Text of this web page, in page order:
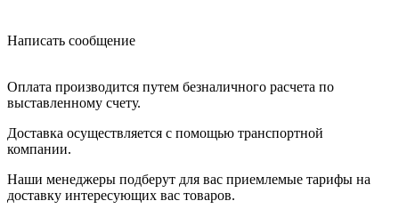
Написать сообщение
Оплата производится путем безналичного расчета по
выставленному счету.
Доставка осуществляется с помощью транспортной
компании.
Наши менеджеры подберут для вас приемлемые тарифы на
доставку интересующих вас товаров.